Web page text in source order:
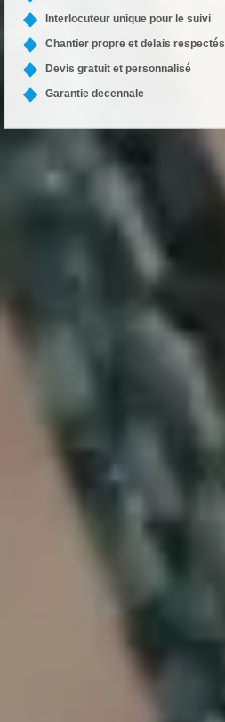
Interlocuteur unique pour le suivi
Chantier propre et delais respectés
Devis gratuit et personnalisé
Garantie decennale